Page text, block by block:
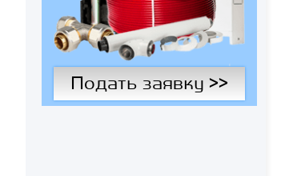
Подать заявку >>